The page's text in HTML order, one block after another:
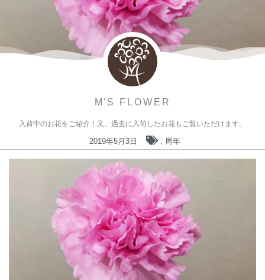
M'S FLOWER
入荷中のお花をご紹介！又、過去に入荷したお花もご覧いただけます。
2019年5月3日 , 周年